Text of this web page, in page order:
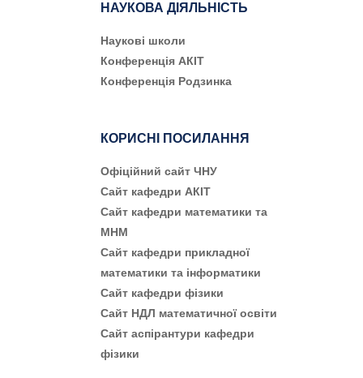
НАУКОВА ДІЯЛЬНІСТЬ
Наукові школи
Конференція АКІТ
Конференція Родзинка
КОРИСНІ ПОСИЛАННЯ
Офіційний сайт ЧНУ
Сайт кафедри АКІТ
Сайт кафедри математики та
МНМ
Сайт кафедри прикладної
математики та інформатики
Сайт кафедри фізики
Сайт НДЛ математичної освіти
Сайт аспірантури кафедри
фізики